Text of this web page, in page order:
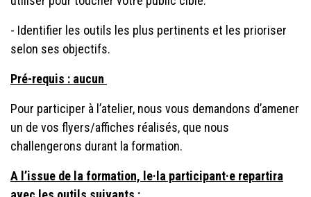
- Identifier les outils les plus pertinents et les prioriser
selon ses objectifs.
Pré-requis : aucun
Pour participer à l’atelier, nous vous demandons d’amener
un de vos flyers/affiches réalisés, que nous
challengerons durant la formation.
A l’issue de la formation, le·la participant·e repartira